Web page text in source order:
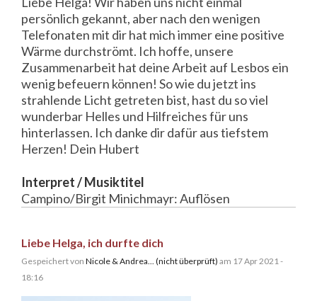
persönlich gekannt, aber nach den wenigen
Telefonaten mit dir hat mich immer eine positive
Wärme durchströmt. Ich hoffe, unsere
Zusammenarbeit hat deine Arbeit auf Lesbos ein
wenig befeuern können! So wie du jetzt ins
strahlende Licht getreten bist, hast du so viel
wunderbar Helles und Hilfreiches für uns
hinterlassen. Ich danke dir dafür aus tiefstem
Herzen! Dein Hubert
Interpret / Musiktitel
Campino/Birgit Minichmayr: Auflösen
Liebe Helga, ich durfte dich
Gespeichert von Nicole & Andrea... (nicht überprüft) am 17 Apr 2021 -
18:16